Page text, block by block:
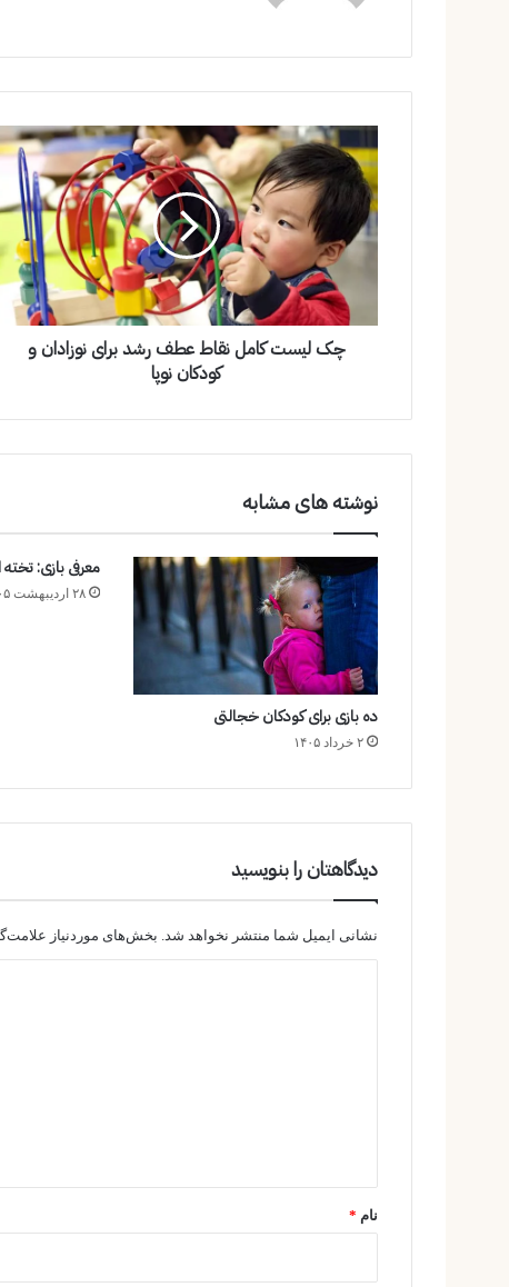
چک لیست کامل نقاط عطف رشد برای نوزادان و
کودکان نوپا
نوشته های مشابه
ده بازی برای کودکان خجالتی
۲ خرداد ۱۴۰۵
معرفی بازی: تخته
۲۸ اردیبهشت ۱۴۰۵
دیدگاهتان را بنویسید
نشانی ایمیل شما منتشر نخواهد شد. بخش‌های موردنیاز
نام *